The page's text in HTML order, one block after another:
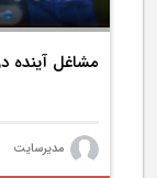
مشاغل آینده
مدیرسایت